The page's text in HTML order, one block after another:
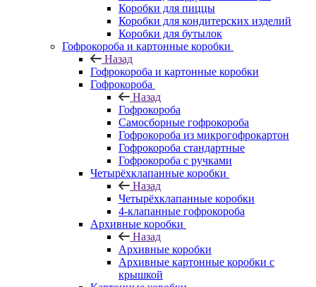
Коробки для пиццы
Коробки для кондитерских изделий
Коробки для бутылок
Гофрокороба и картонные коробки
Назад
Гофрокороба и картонные коробки
Гофрокороба
Назад
Гофрокороба
Самосборные гофрокороба
Гофрокороба из микрогофрокартон
Гофрокороба стандартные
Гофрокороба с ручками
Четырёхклапанные коробки
Назад
Четырёхклапанные коробки
4-клапанные гофрокороба
Архивные коробки
Назад
Архивные коробки
Архивные картонные коробки с
крышкой